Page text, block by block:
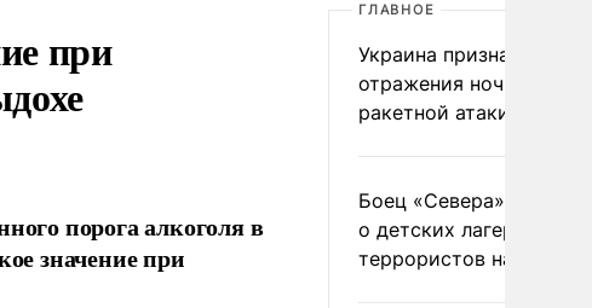
при
порога алкоголя в
значение при
ГЛАВНОЕ
Украина признала
отражения ночной
ракетной атаки
Боец «Севера»
о детских лагерях
террористов на